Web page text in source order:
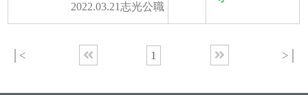
2022.03.21志光公職
│< 1 >│